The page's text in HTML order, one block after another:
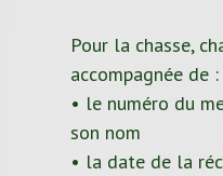
Pour la chasse,
accompagnée de :
• le numéro du
son nom
• la date de la